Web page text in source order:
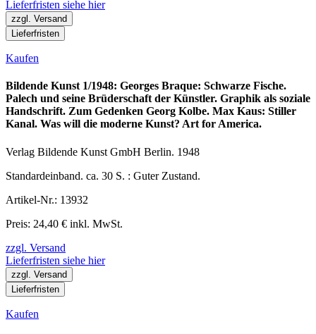
Lieferfristen siehe hier
zzgl. Versand
Lieferfristen
Kaufen
Bildende Kunst 1/1948: Georges Braque: Schwarze Fische.
Palech und seine Brüderschaft der Künstler. Graphik als soziale
Handschrift. Zum Gedenken Georg Kolbe. Max Kaus: Stiller
Kanal. Was will die moderne Kunst? Art for America.
Verlag Bildende Kunst GmbH Berlin. 1948
Standardeinband. ca. 30 S. : Guter Zustand.
Artikel-Nr.: 13932
Preis: 24,40 € inkl. MwSt.
zzgl. Versand
Lieferfristen siehe hier
zzgl. Versand
Lieferfristen
Kaufen